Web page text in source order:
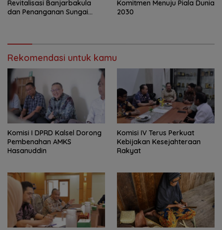
Revitalisasi Banjarbakula
dan Penanganan Sungai
Komitmen Menuju Piala Dunia
2030
Rekomendasi untuk kamu
Komisi I DPRD Kalsel Dorong
Pembenahan AMKS
Hasanuddin
Komisi IV Terus Perkuat
Kebijakan Kesejahteraan
Rakyat